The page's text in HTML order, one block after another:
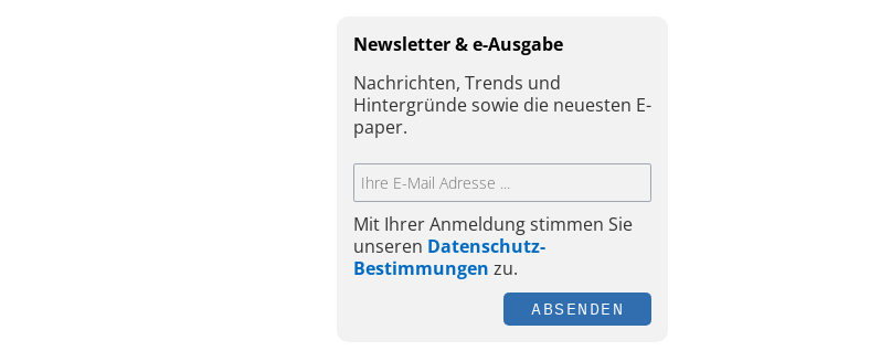
Newsletter & e-Ausgabe
Nachrichten, Trends und
Hintergründe sowie die neuesten E-
paper.
Mit Ihrer Anmeldung stimmen Sie
unseren Datenschutz-
Bestimmungen zu.
ABSENDEN